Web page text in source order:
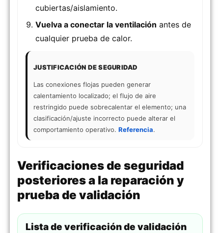
cubiertas/aislamiento.
Vuelva a conectar la ventilación antes de
cualquier prueba de calor.
JUSTIFICACIÓN DE SEGURIDAD
Las conexiones flojas pueden generar
calentamiento localizado; el flujo de aire
restringido puede sobrecalentar el elemento; una
clasificación/ajuste incorrecto puede alterar el
comportamiento operativo. Referencia.
Verificaciones de seguridad
posteriores a la reparación y
prueba de validación
Lista de verificación de validación